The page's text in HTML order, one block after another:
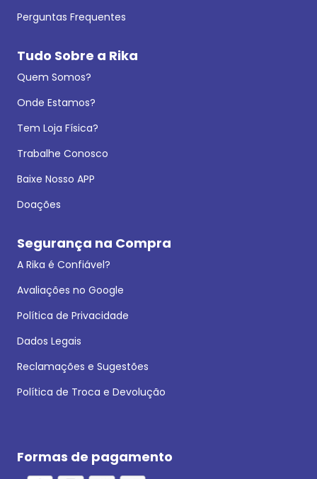
Perguntas Frequentes
Tudo Sobre a Rika
Quem Somos?
Onde Estamos?
Tem Loja Física?
Trabalhe Conosco
Baixe Nosso APP
Doações
Segurança na Compra
A Rika é Confiável?
Avaliações no Google
Política de Privacidade
Dados Legais
Reclamações e Sugestões
Política de Troca e Devolução
Formas de pagamento